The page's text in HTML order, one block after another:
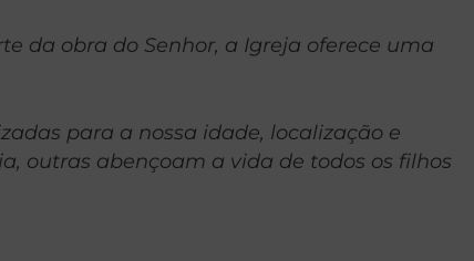
da obra do Senhor, a Igreja oferece uma
para a nossa idade, localização e
outras abençoam a vida de todos os filhos